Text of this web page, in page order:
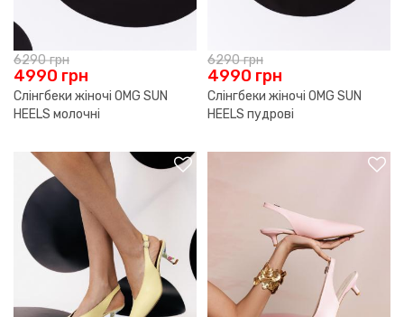
6290грн
4990 грн
Слінгбеки жіночі OMG SUN
HEELS молочні
6290грн
4990 грн
Слінгбеки жіночі OMG SUN
HEELS пудрові